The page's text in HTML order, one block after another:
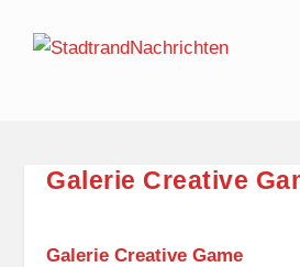
Galerie Creative
Galerie Creative Game